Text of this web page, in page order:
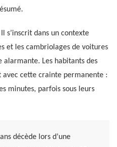
s’inscrit dans un contexte
et les cambriolages de voitures
alarmante. Les habitants des
cette crainte permanente :
minutes, parfois sous leurs
décède lors d’une